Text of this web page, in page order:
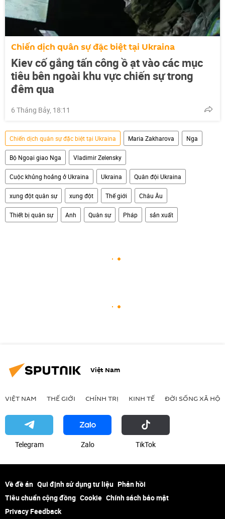
Chiến dịch quân sự đặc biệt tại Ukraina
Kiev cố gắng tấn công ồ ạt vào các mục
tiêu bên ngoài khu vực chiến sự trong
đêm qua
6 Tháng Bảy, 18:11
Chiến dịch quân sự đặc biệt tại Ukraina Maria Zakharova Nga
Bộ Ngoại giao Nga Vladimir Zelensky
Cuộc khủng hoảng ở Ukraina Ukraina Quân đội Ukraina
xung đột quân sự xung đột Thế giới Châu Âu
Thiết bị quân sự Anh Quân sự Pháp sản xuất
Việt Nam
VIỆT NAM THẾ GIỚI CHÍNH TRỊ KINH TẾ ĐỜI SỐNG XÃ HỘI
Telegram Zalo ТikТоk
Về đề án Qui định sử dụng tư liệu Phản hồi
Tiêu chuẩn cộng đồng Cookie Chính sách bảo mật
Privacy Feedback